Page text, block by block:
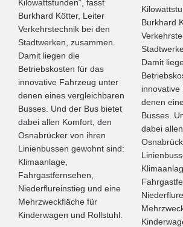
Kilowattstunden“, fasst
Burkhard Kötter, Leiter
Verkehrstechnik bei den
Stadtwerken, zusammen.
Damit liegen die
Betriebskosten für das
innovative Fahrzeug unter
denen eines vergleichbaren
Busses. Und der Bus bietet
dabei allen Komfort, den
Osnabrücker von ihren
Linienbussen gewohnt sind:
Klimaanlage,
Fahrgastfernsehen,
Niederflureinstieg und eine
Mehrzweckfläche für
Kinderwagen und Rollstuhl.
Burkhard
Damit
denen
Busses.
dabei